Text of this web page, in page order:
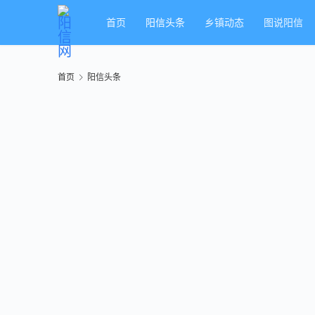
首页 阳信头条 乡镇动态 图说阳信
首页 阳信头条